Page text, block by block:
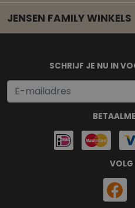
Mail onze
JENSEN FAMILY WINKELS
SCHRIJF JE NU IN
VOLG